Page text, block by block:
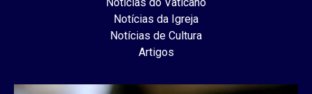
Notícias da Igreja
Notícias de Cultura
Artigos